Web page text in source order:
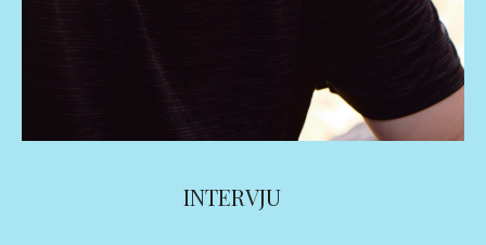
INTERVJU